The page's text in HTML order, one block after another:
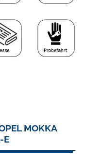
MOKKA
E